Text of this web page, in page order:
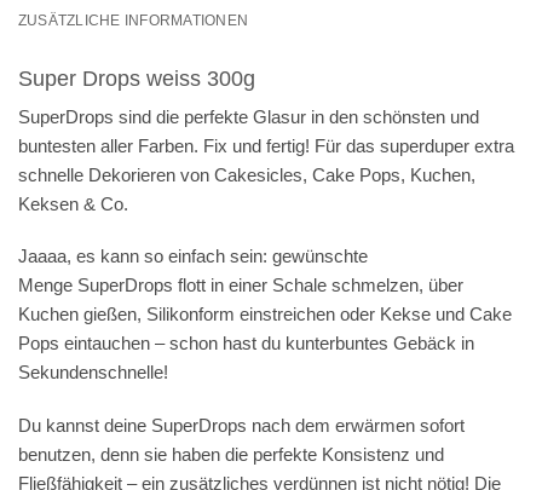
ZUSÄTZLICHE INFORMATIONEN
Super Drops weiss 300g
SuperDrops sind die perfekte Glasur in den schönsten und
buntesten aller Farben. Fix und fertig! Für das superduper extra
schnelle Dekorieren von Cakesicles, Cake Pops, Kuchen,
Keksen & Co.
Jaaaa, es kann so einfach sein: gewünschte
Menge SuperDrops flott in einer Schale schmelzen, über
Kuchen gießen, Silikonform einstreichen oder Kekse und Cake
Pops eintauchen – schon hast du kunterbuntes Gebäck in
Sekundenschnelle!
Du kannst deine SuperDrops nach dem erwärmen sofort
benutzen, denn sie haben die perfekte Konsistenz und
Fließfähigkeit – ein zusätzliches verdünnen ist nicht nötig! Die